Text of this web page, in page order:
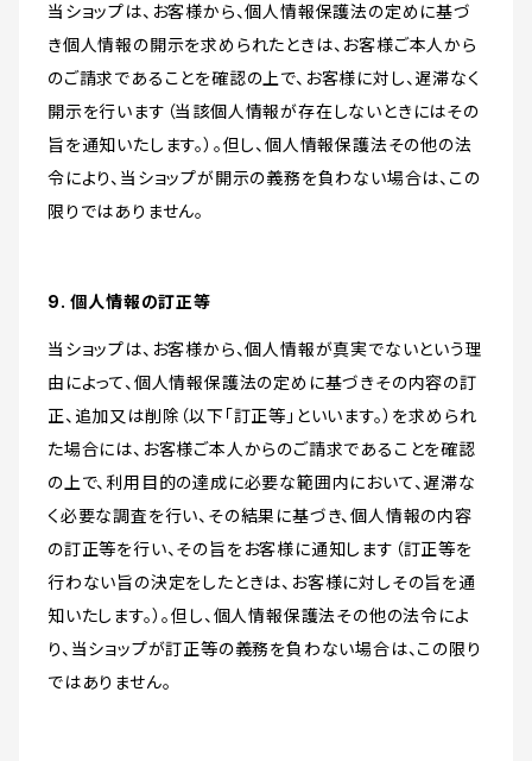
当ショップは、お客様から、個人情報保護法の定めに基づ
き個人情報の開示を求められたときは、お客様ご本人から
のご請求であることを確認の上で、お客様に対し、遅滞なく
開示を行います（当該個人情報が存在しないときにはその
旨を通知いたします。）。但し、個人情報保護法その他の法
令により、当ショップが開示の義務を負わない場合は、この
限りではありません。
9. 個人情報の訂正等
当ショップは、お客様から、個人情報が真実でないという理
由によって、個人情報保護法の定めに基づきその内容の訂
正、追加又は削除（以下「訂正等」といいます。）を求められ
た場合には、お客様ご本人からのご請求であることを確認
の上で、利用目的の達成に必要な範囲内において、遅滞な
く必要な調査を行い、その結果に基づき、個人情報の内容
の訂正等を行い、その旨をお客様に通知します（訂正等を
行わない旨の決定をしたときは、お客様に対しその旨を通
知いたします。）。但し、個人情報保護法その他の法令によ
り、当ショップが訂正等の義務を負わない場合は、この限り
ではありません。